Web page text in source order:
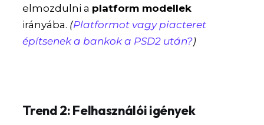
elmozdulni a platform modellek
irányába. (Platformot vagy piacteret
építsenek a bankok a PSD2 után?)
Trend 2: Felhasználói igények